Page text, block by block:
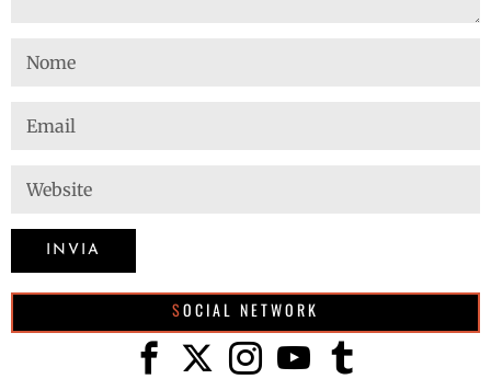
SOCIAL NETWORK